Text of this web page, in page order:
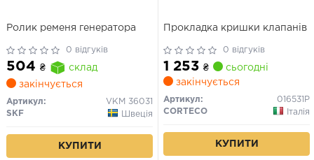
Ролик ременя генератора
0 відгуків
504 ₴
склад
закінчується
Артикул:
VKM 36031
SKF
Швеція
КУПИТИ
Прокладка кришки клапанів
0 відгуків
1 253 ₴
сьогодні
закінчується
Артикул:
016531P
CORTECO
Італія
КУПИТИ